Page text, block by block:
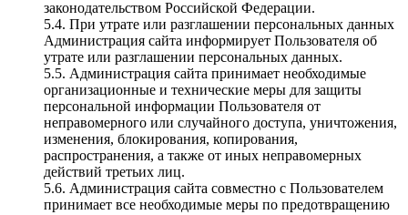
законодательством Российской Федерации.
5.4. При утрате или разглашении персональных данных
Администрация сайта информирует Пользователя об
утрате или разглашении персональных данных.
5.5. Администрация сайта принимает необходимые
организационные и технические меры для защиты
персональной информации Пользователя от
неправомерного или случайного доступа, уничтожения,
изменения, блокирования, копирования,
распространения, а также от иных неправомерных
действий третьих лиц.
5.6. Администрация сайта совместно с Пользователем
принимает все необходимые меры по предотвращению